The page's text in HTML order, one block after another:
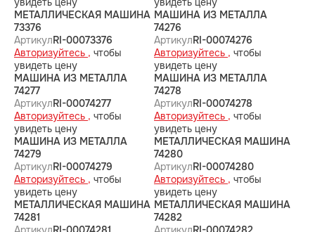
МЕТАЛЛИЧЕСКАЯ МАШИНА
73376
АртикулRI-00073376
Авторизуйтесь , чтобы
увидеть цену
МАШИНА ИЗ МЕТАЛЛА
74276
АртикулRI-00074276
Авторизуйтесь , чтобы
увидеть цену
МАШИНА ИЗ МЕТАЛЛА
74277
АртикулRI-00074277
Авторизуйтесь , чтобы
увидеть цену
МАШИНА ИЗ МЕТАЛЛА
74278
АртикулRI-00074278
Авторизуйтесь , чтобы
увидеть цену
МАШИНА ИЗ МЕТАЛЛА
74279
АртикулRI-00074279
Авторизуйтесь , чтобы
увидеть цену
МЕТАЛЛИЧЕСКАЯ МАШИНА
74280
АртикулRI-00074280
Авторизуйтесь , чтобы
увидеть цену
МЕТАЛЛИЧЕСКАЯ МАШИНА
74281
МЕТАЛЛИЧЕСКАЯ МАШИНА
74282